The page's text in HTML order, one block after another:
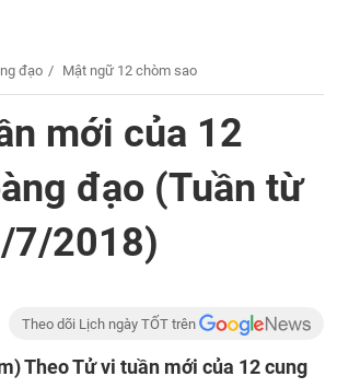
đạo Mật ngữ 12 chòm sao
mới của 12
đạo (Tuần từ
7/2018)
Theo dõi Lịch ngày TỐT trên
Theo Tử vi tuần mới của 12 cung